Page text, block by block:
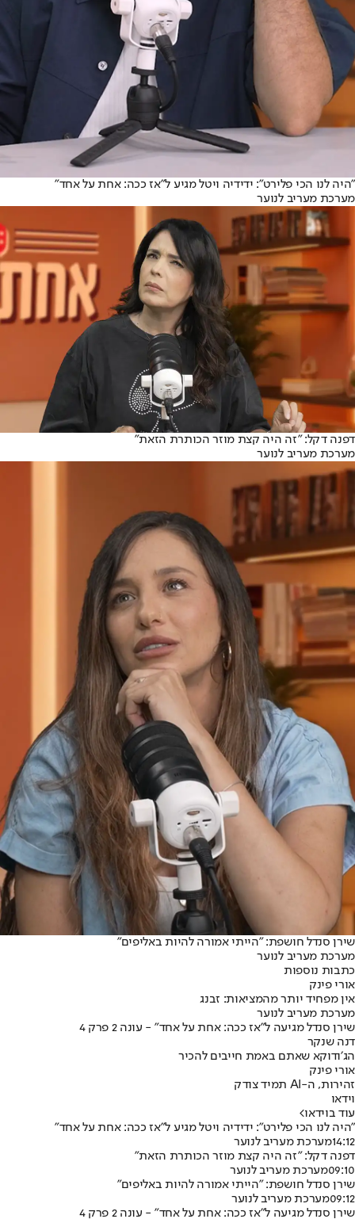
״היה לנו הכי פלירט״: ידידיה ויטל מגיע ל"אז ככה: אחת על אחד"
מערכת מעריב לנוער
דפנה דקל: ״זה היה קצת מוזר הכותרת הזאת״
מערכת מעריב לנוער
שירן סנדל חושפת: ״הייתי אמורה להיות באליפים״
מערכת מעריב לנוער
כתבות נוספות
אורי פינק
אין מפחיד יותר מהמציאות: זבנג
מערכת מעריב לנוער
שירן סנדל מגיעה ל"אז ככה: אחת על אחד" - עונה 2 פרק 4
דנה שנקר
הג׳ודוקא שאתם באמת חייבים להכיר
אורי פינק
זהירות, ה-AI תמיד צודק
וידאו
עוד בוידאו>
״היה לנו הכי פלירט״: ידידיה ויטל מגיע ל"אז ככה: אחת על אחד"
14:12מערכת מעריב לנוער
דפנה דקל: ״זה היה קצת מוזר הכותרת הזאת״
09:10מערכת מעריב לנוער
שירן סנדל חושפת: ״הייתי אמורה להיות באליפים״
09:12מערכת מעריב לנוער
שירן סנדל מגיעה ל"אז ככה: אחת על אחד" - עונה 2 פרק 4